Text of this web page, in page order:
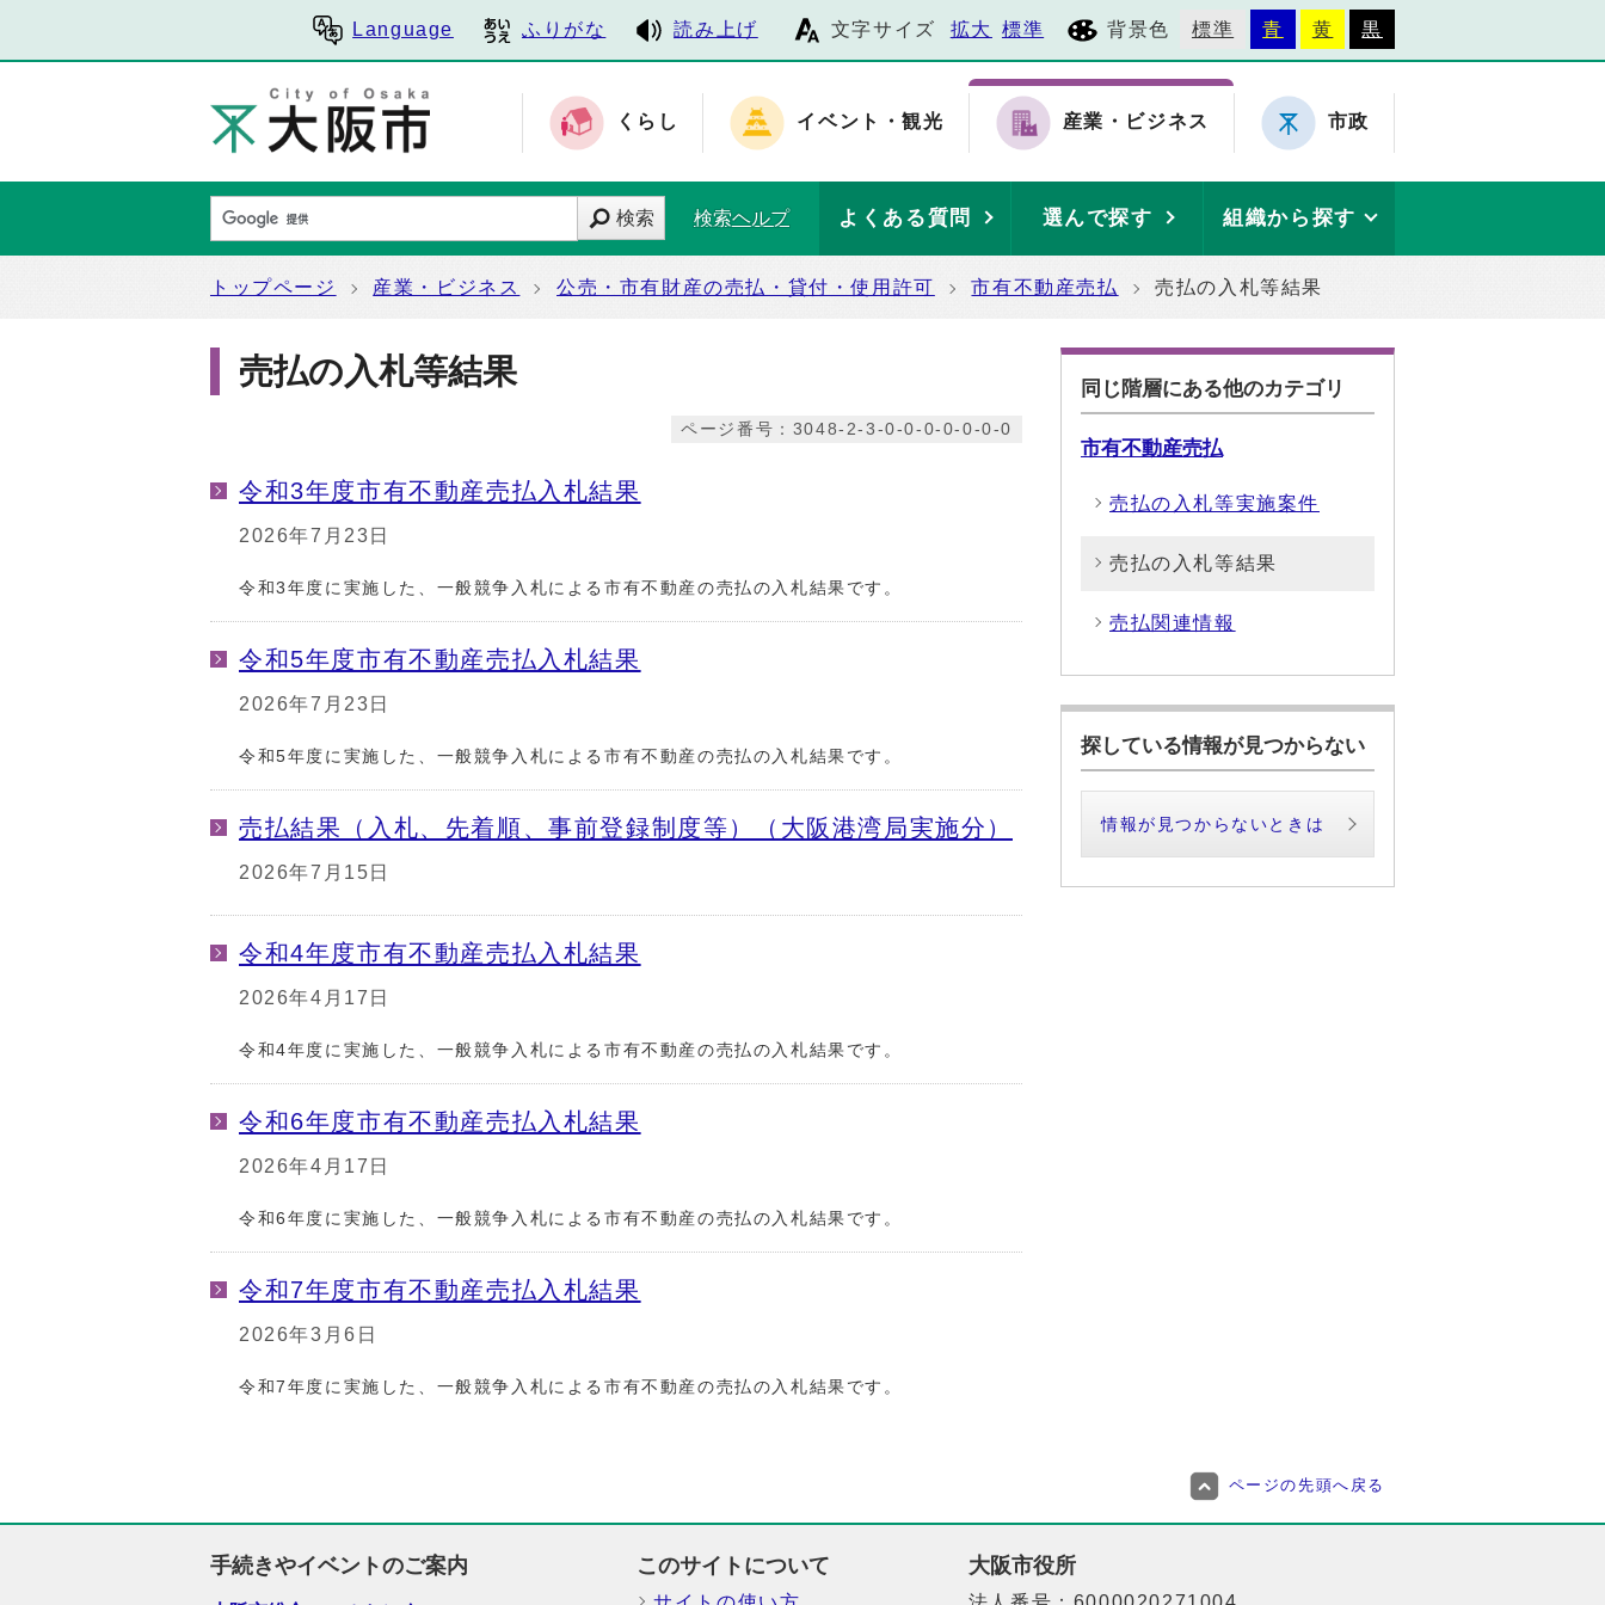
Language ふりがな 読み上げ 文字サイズ 拡大 標準 背景色 標準 青 黄 黒
くらし イベント・観光 産業・ビジネス 市政
検索 検索ヘルプ よくある質問 選んで探す 組織から探す
トップページ 産業・ビジネス 公売・市有財産の売払・貸付・使用許可 市有不動産売払 売払の入札等結果
売払の入札等結果
ページ番号：3048-2-3-0-0-0-0-0-0-0
令和3年度市有不動産売払入札結果
2026年7月23日
令和3年度に実施した、一般競争入札による市有不動産の売払の入札結果です。
令和5年度市有不動産売払入札結果
2026年7月23日
令和5年度に実施した、一般競争入札による市有不動産の売払の入札結果です。
売払結果（入札、先着順、事前登録制度等）（大阪港湾局実施分）
2026年7月15日
令和4年度市有不動産売払入札結果
2026年4月17日
令和4年度に実施した、一般競争入札による市有不動産の売払の入札結果です。
令和6年度市有不動産売払入札結果
2026年4月17日
令和6年度に実施した、一般競争入札による市有不動産の売払の入札結果です。
令和7年度市有不動産売払入札結果
2026年3月6日
令和7年度に実施した、一般競争入札による市有不動産の売払の入札結果です。
同じ階層にある他のカテゴリ
市有不動産売払
売払の入札等実施案件
売払の入札等結果
売払関連情報
探している情報が見つからない
情報が見つからないときは
ページの先頭へ戻る
手続きやイベントのご案内 このサイトについて 大阪市役所